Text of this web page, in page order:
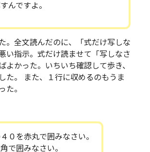
んですよ。
。全文読んだのに、「式だけ写しな
い指示。式だけ読ませて「写しなさ
よかった。いちいち確認して歩き、
た。 また、１行に収めるのもうま
た。
０を赤丸で囲みなさい。
で囲みなさい。